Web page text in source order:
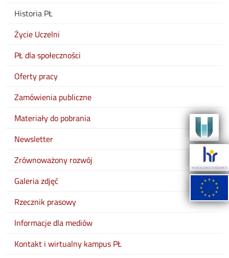
Historia PŁ
Życie Uczelni
PŁ dla społeczności
Oferty pracy
Zamówienia publiczne
Materiały do pobrania
Newsletter
Zrównoważony rozwój
Galeria zdjęć
Rzecznik prasowy
Informacje dla mediów
Kontakt i wirtualny kampus PŁ